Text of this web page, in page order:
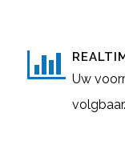
Uw
volgbaar.